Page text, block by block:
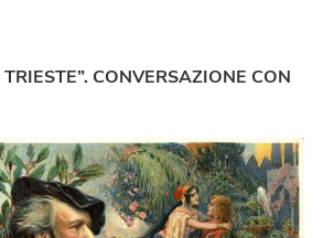
CONVERSAZIONE CON